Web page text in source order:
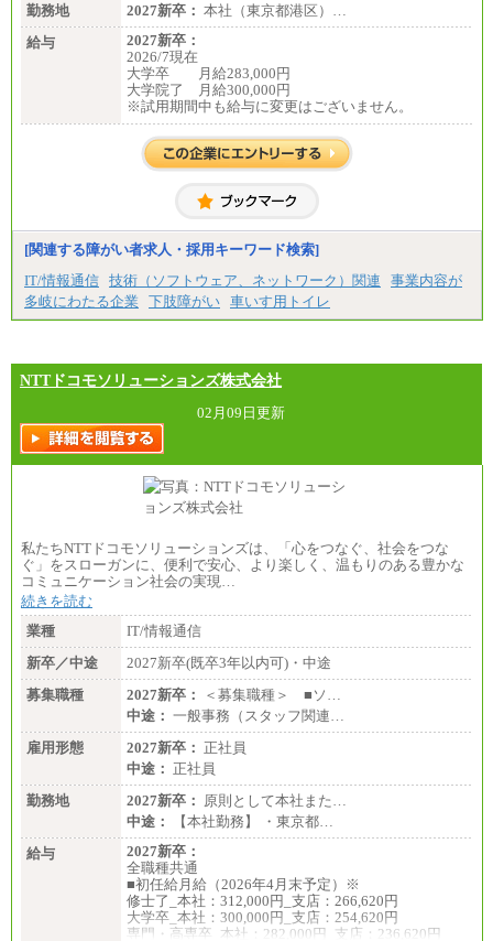
勤務地
2027新卒： 本社（東京都港区）…
給与
2027新卒：
2026/7現在
大学卒 月給283,000円
大学院了 月給300,000円
※試用期間中も給与に変更はございません。
[関連する障がい者求人・採用キーワード検索]
IT/情報通信 技術（ソフトウェア、ネットワーク）関連
事業内容が
多岐にわたる企業
下肢障がい 車いす用トイレ
NTTドコモソリューションズ株式会社
02月09日更新
私たちNTTドコモソリューションズは、「心をつなぐ、社会をつな
ぐ」をスローガンに、便利で安心、より楽しく、温もりのある豊かな
コミュニケーション社会の実現…
続きを読む
業種
IT/情報通信
新卒／中途
2027新卒(既卒3年以内可)・中途
募集職種
2027新卒：
＜募集職種＞ ■ソ…
中途： 一般事務（スタッフ関連…
雇用形態
2027新卒： 正社員
中途： 正社員
勤務地
2027新卒： 原則として本社また…
中途：
【本社勤務】 ・東京都…
給与
2027新卒：
全職種共通
■初任給月給（2026年4月末予定）※
修士了_本社：312,000円_支店：266,620円
大学卒_本社：300,000円_支店：254,620円
専門・高専卒_本社：282,000円_支店：236,620円